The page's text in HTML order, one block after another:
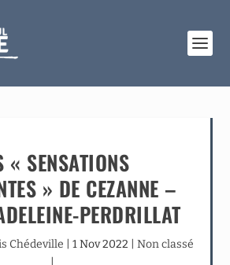
« SENSATIONS
» DE CEZANNE –
PERDRILLAT
Chédeville 1 Nov 2022
Non classé